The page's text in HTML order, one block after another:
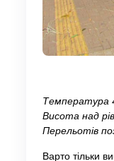
Температура
Висота над
Перельотів
Варто тільки